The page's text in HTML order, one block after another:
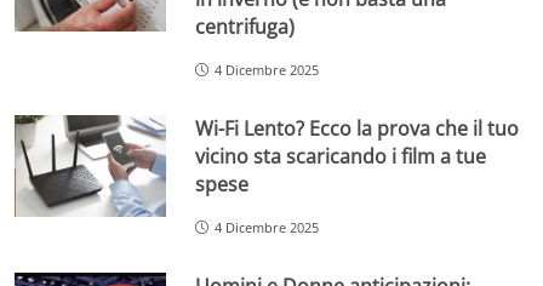
centrifuga)
4 Dicembre 2025
Wi-Fi Lento? Ecco la prova che il tuo
vicino sta scaricando i film a tue
spese
4 Dicembre 2025